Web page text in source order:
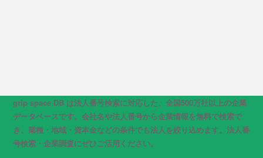
grip space DB は法人番号検索に対応した、全国500万社以上の企業
データベースです。会社名や法人番号から企業情報を無料で検索で
き、業種・地域・資本金などの条件でも法人を絞り込めます。法人番
号検索・企業調査にぜひご活用ください。